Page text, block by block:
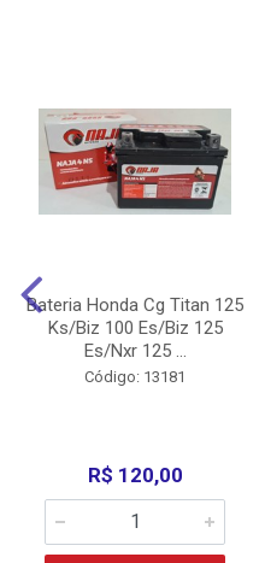
Bateria Honda Cg Titan 125
Ks/Biz 100 Es/Biz 125
Es/Nxr 125 ...
Código: 13181
R$ 120,00